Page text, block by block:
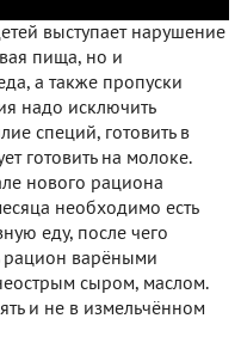
выступает нарушение
пища, но и
а также пропуски
надо исключить
специй, готовить в
готовить на молоке.
нового рациона
необходимо есть
еду, после чего
рацион варёными
сыром, маслом.
и не в измельчённом